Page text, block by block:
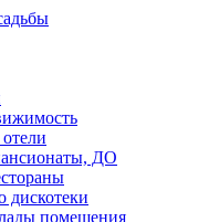
ДО
дискотеки
помещения